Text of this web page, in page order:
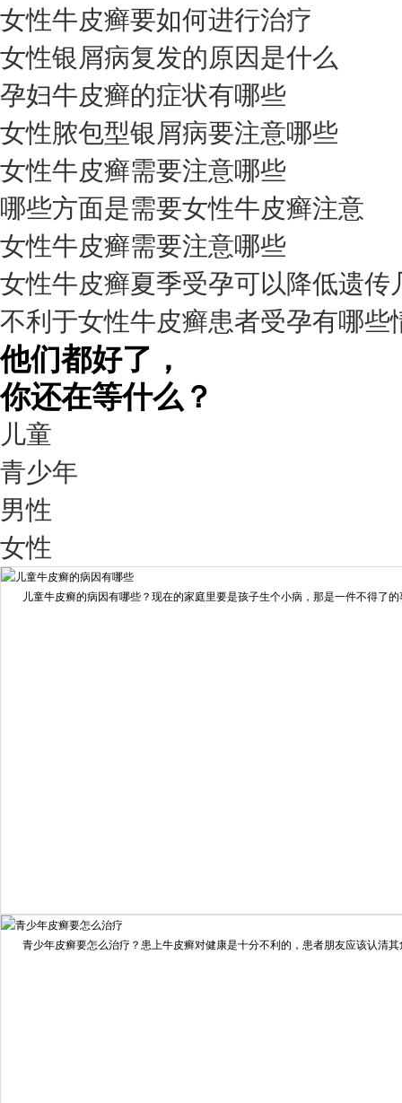
我要咨询我要预约
擅长： 杨成平 互联网门诊主任【医生简介】 毕业于长江...[详情]
预约量
6821
疗效满意
98%
我要咨询
擅长： 王艳琼 门诊主任 专家介绍：毕业于川北医学院...
预约量
我要咨询我要预约
擅长：住院部主任 【个人简介】 肖建华，成都银康银屑病...
女性牛皮癣要如何进行治疗
女性银屑病复发的原因是什么
孕妇牛皮癣的症状有哪些
女性脓包型银屑病要注意哪些
女性牛皮癣需要注意哪些
哪些方面是需要女性牛皮癣注意
女性牛皮癣需要注意哪些
女性牛皮癣夏季受孕可以降低遗传
不利于女性牛皮癣患者受孕有哪些
他们都好了，
你还在等什么？
儿童
青少年
男性
女性
儿童牛皮癣的病因有哪些？现在的家庭里要是孩子生个小病，那是一件不得了的
青少年皮癣要怎么治疗？患上牛皮癣对健康是十分不利的，患者朋友应该认清其